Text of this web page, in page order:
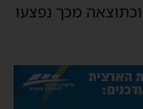
מכך נפצעו